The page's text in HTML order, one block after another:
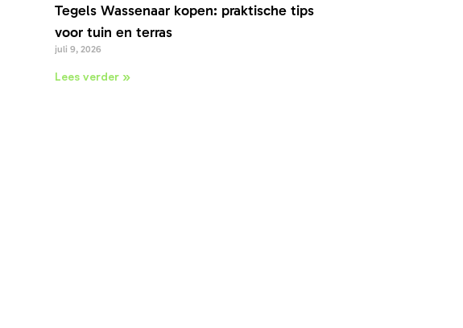
Tegels Wassenaar kopen: praktische tips
voor tuin en terras
juli 9, 2026
Lees verder »